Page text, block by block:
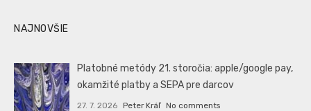
NAJNOVŠIE
Platobné metódy 21. storočia: apple/google pay,
okamžité platby a SEPA pre darcov
27. 7. 2026 Peter Kráľ No comments